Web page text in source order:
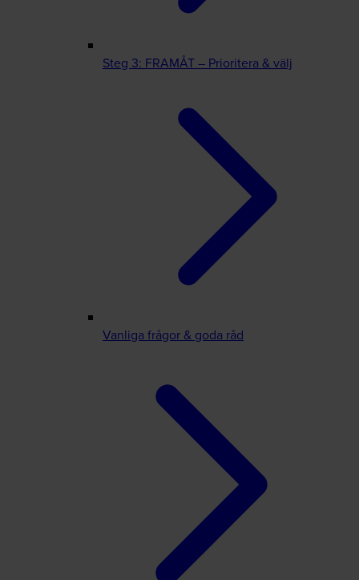
Steg 3: FRAMÅT – Prioritera & välj
Vanliga frågor & goda råd